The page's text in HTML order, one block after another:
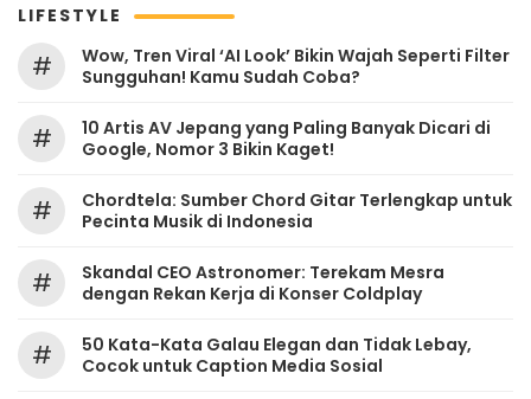
LIFESTYLE
#
Wow, Tren Viral ‘AI Look’ Bikin Wajah Seperti Filter
Sungguhan! Kamu Sudah Coba?
#
10 Artis AV Jepang yang Paling Banyak Dicari di
Google, Nomor 3 Bikin Kaget!
#
Chordtela: Sumber Chord Gitar Terlengkap untuk
Pecinta Musik di Indonesia
#
Skandal CEO Astronomer: Terekam Mesra
dengan Rekan Kerja di Konser Coldplay
#
50 Kata-Kata Galau Elegan dan Tidak Lebay,
Cocok untuk Caption Media Sosial